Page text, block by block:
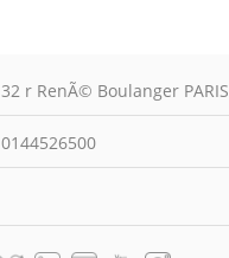
32 r RenÃ© Boulanger PARIS
0144526500